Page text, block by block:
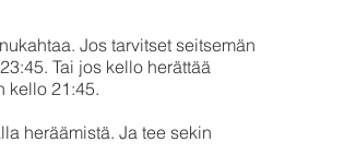
Jos tarvitset seitsemän
Tai jos kello herättää
kello 21:45.
heräämistä. Ja tee sekin